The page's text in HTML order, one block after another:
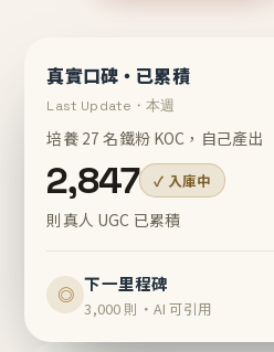
真實口碑・已累積
Last Update・本週
培養 27 名鐵粉 KOC，自己產出
2,847 ✓ 入庫中
則真人 UGC 已累積
◎ 下一里程碑
3,000 則・AI 可引用